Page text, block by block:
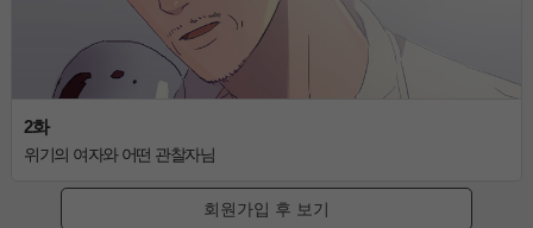
2화
위기의 여자와 어떤 관찰자님
회원가입 후 보기